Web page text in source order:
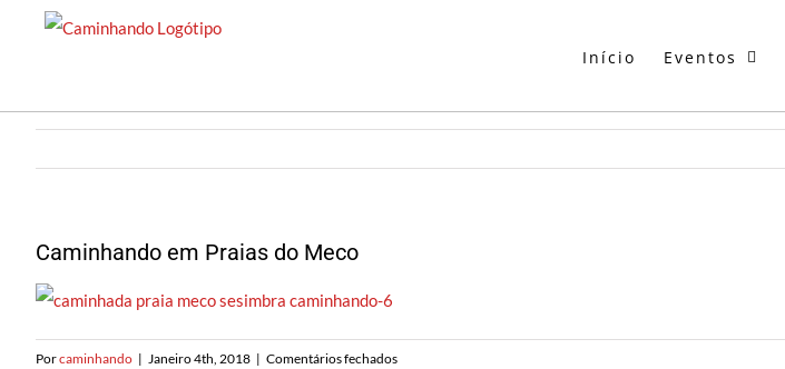
conteúdo
Início Eventos
Caminhando em Praias do Meco
Porcaminhando | Janeiro 4th, 2018 | Comentários fechadosem